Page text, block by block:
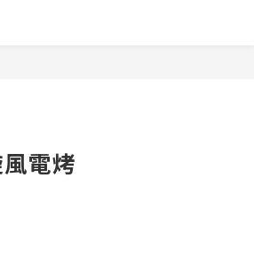
電烤